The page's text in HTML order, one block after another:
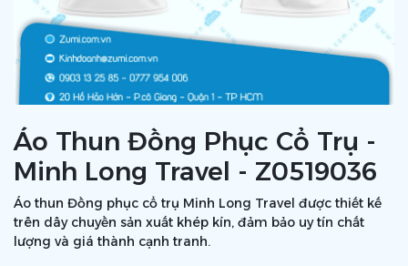
Áo Thun Đồng Phục Cổ Trụ -
Minh Long Travel - Z0519036
Áo thun Đồng phục cổ trụ Minh Long Travel được thiết kế
trên dây chuyền sản xuất khép kín, đảm bảo uy tín chất
lượng và giá thành cạnh tranh.